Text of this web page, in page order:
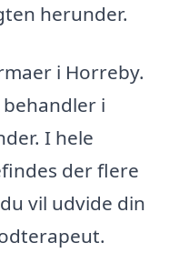
herunder.
i Horreby.
i
I hele
der flere
vil udvide din